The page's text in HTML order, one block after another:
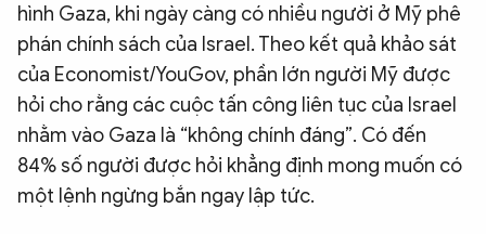
hình Gaza, khi ngày càng có nhiều người ở Mỹ phê
phán chính sách của Israel. Theo kết quả khảo sát
của Economist/YouGov, phần lớn người Mỹ được
hỏi cho rằng các cuộc tấn công liên tục của Israel
nhằm vào Gaza là “không chính đáng”. Có đến
84% số người được hỏi khẳng định mong muốn có
một lệnh ngừng bắn ngay lập tức.